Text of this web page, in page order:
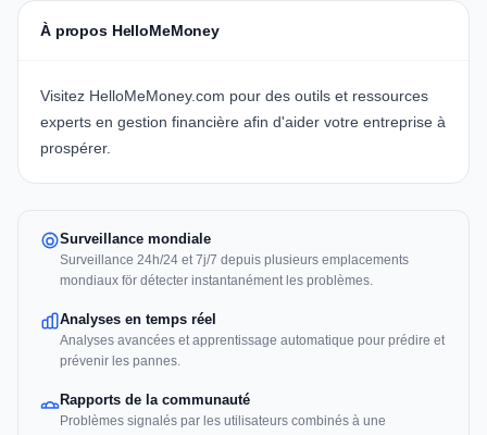
À propos HelloMeMoney
Visitez HelloMeMoney.com pour des outils et ressources
experts en gestion financière afin d'aider votre entreprise à
prospérer.
Surveillance mondiale
Surveillance 24h/24 et 7j/7 depuis plusieurs emplacements
mondiaux för détecter instantanément les problèmes.
Analyses en temps réel
Analyses avancées et apprentissage automatique pour prédire et
prévenir les pannes.
Rapports de la communauté
Problèmes signalés par les utilisateurs combinés à une